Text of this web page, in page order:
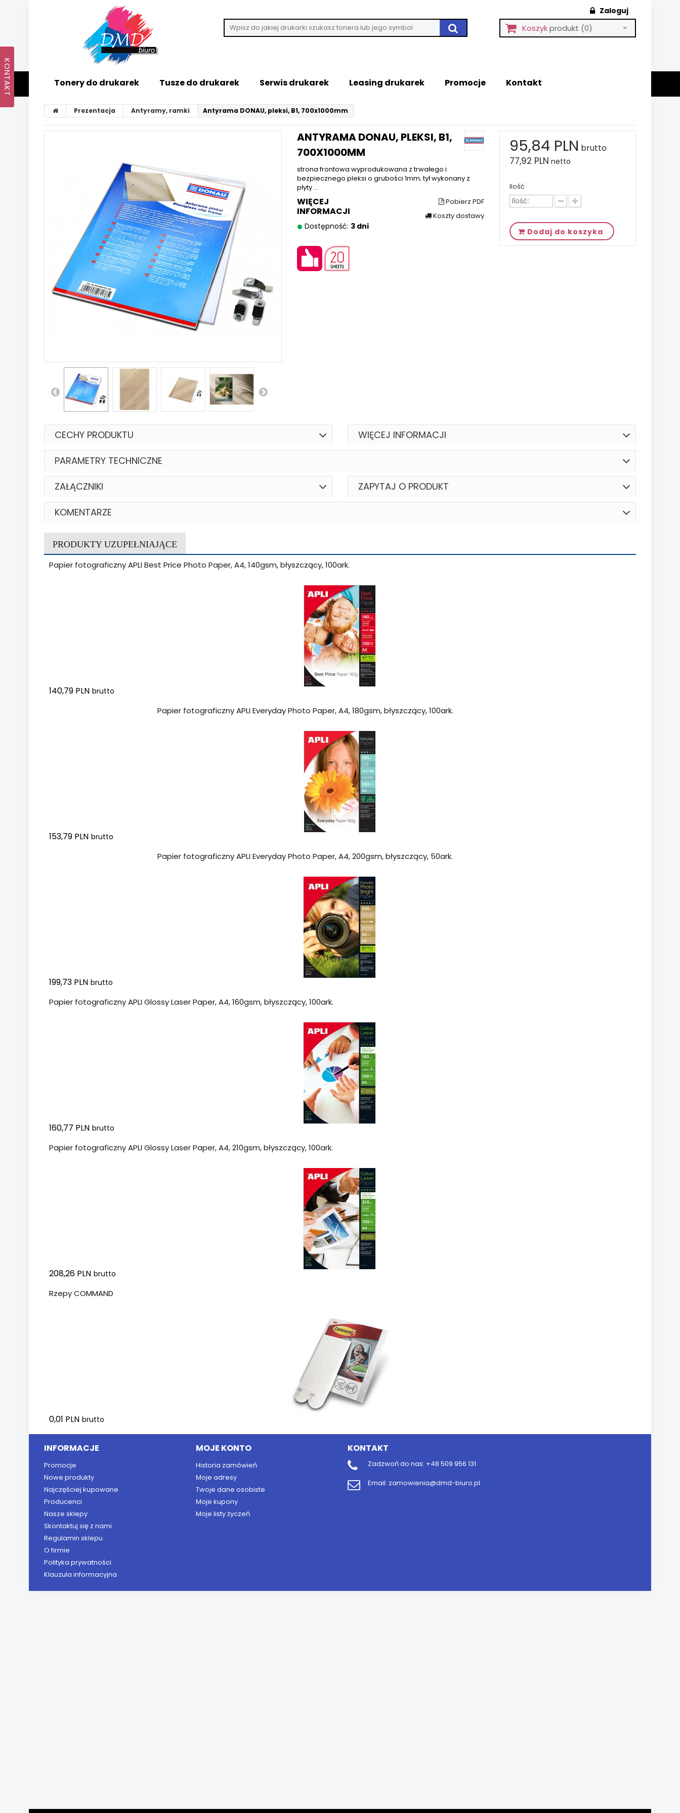
Zaloguj
Koszykprodukt (0)
Tonery do drukarek Tusze do drukarek Serwis drukarek Leasing drukarek Promocje Kontakt
Prezentacja Antyramy, ramki Antyrama DONAU, pleksi, B1, 700x1000mm
ANTYRAMA DONAU, PLEKSI, B1,
700X1000MM
strona frontowa wyprodukowana z trwałego i
bezpiecznego pleksi o grubości 1mm; tył wykonany z
płyty ...
WIĘCEJ
INFORMACJI
Dostępność: 3 dni
Pobierz PDF
Koszty dostawy
95,84 PLN brutto
77,92 PLN netto
Ilość
Dodaj do koszyka
CECHY PRODUKTU WIĘCEJ INFORMACJI
PARAMETRY TECHNICZNE
ZAŁĄCZNIKI ZAPYTAJ O PRODUKT
KOMENTARZE
PRODUKTY UZUPEŁNIAJĄCE
Papier fotograficzny APLI Best Price Photo Paper, A4, 140gsm, błyszczący, 100ark.
140,79 PLN brutto
Papier fotograficzny APLI Everyday Photo Paper, A4, 180gsm, błyszczący, 100ark.
153,79 PLN brutto
Papier fotograficzny APLI Everyday Photo Paper, A4, 200gsm, błyszczący, 50ark.
199,73 PLN brutto
Papier fotograficzny APLI Glossy Laser Paper, A4, 160gsm, błyszczący, 100ark.
160,77 PLN brutto
Papier fotograficzny APLI Glossy Laser Paper, A4, 210gsm, błyszczący, 100ark.
208,26 PLN brutto
Rzepy COMMAND
0,01 PLN brutto
INFORMACJE
Promocje
Nowe produkty
Najczęściej kupowane
Producenci
Nasze sklepy
Skontaktuj się z nami
Regulamin sklepu
O firmie
Polityka prywatności
Klauzula informacyjna
MOJE KONTO
Historia zamówień
Moje adresy
Twoje dane osobiste
Moje kupony
Moje listy życzeń
KONTAKT
Zadzwoń do nas: +48 509 956 131
Email: zamowienia@dmd-biuro.pl